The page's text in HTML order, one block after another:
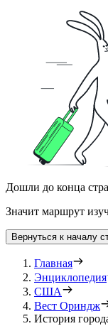
Дошли до конца
Значит маршрут
Вернуться к началу
Главная
Энциклопедия
США
Вест Ориндж
История